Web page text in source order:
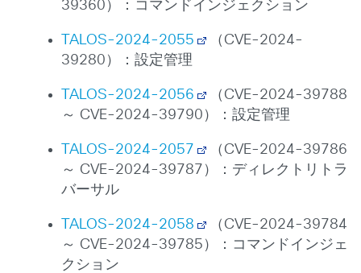
39360）：コマンドインジェクション
TALOS-2024-2055
（CVE-2024-
39280）：設定管理
TALOS-2024-2056
（CVE-2024-39788
～ CVE-2024-39790）：設定管理
TALOS-2024-2057
（CVE-2024-39786
～ CVE-2024-39787）：ディレクトリトラ
バーサル
TALOS-2024-2058
（CVE-2024-39784
～ CVE-2024-39785）：コマンドインジェ
クション